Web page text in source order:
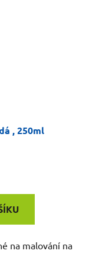
, 250ml
na malování na